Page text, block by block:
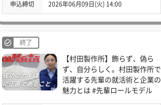
申込締切 2026年06月09日(火) 14:00
終了
【村田製作所】飾らず、偽ら
ず、自分らしく。村田製作所で
活躍する先輩の就活術と企業の
魅力とは #先輩ロールモデル